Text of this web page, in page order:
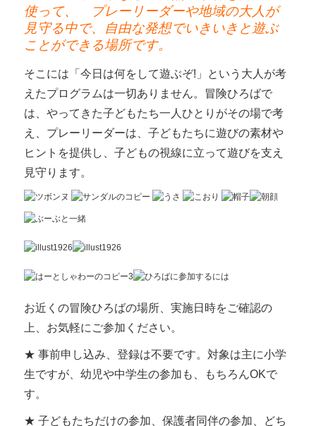
使って、
プレーリーダーや地域の大人が
見守る中で、 自由な発想でいきいきと遊ぶ
ことができる場所です。
そこには「今日は何をして遊ぶぞ!」という大人が考
えたプログラムは一切ありません。冒険ひろばで
は、やってきた子どもたち一人ひとりがその場で考
え、プレーリーダーは、子どもたちに遊びの素材や
ヒントを提供し、子どもの視線に立って遊びを支え
見守ります。
お近くの冒険ひろばの場所、実施日時をご確認の
上、お気軽にご参加ください。
★ 事前申し込み、登録は不要です。対象は主に小学
生ですが、幼児や中学生の参加も、
もちろんOKで
す。
★ 子どもたちだけの参加、保護者同伴の参加、どち